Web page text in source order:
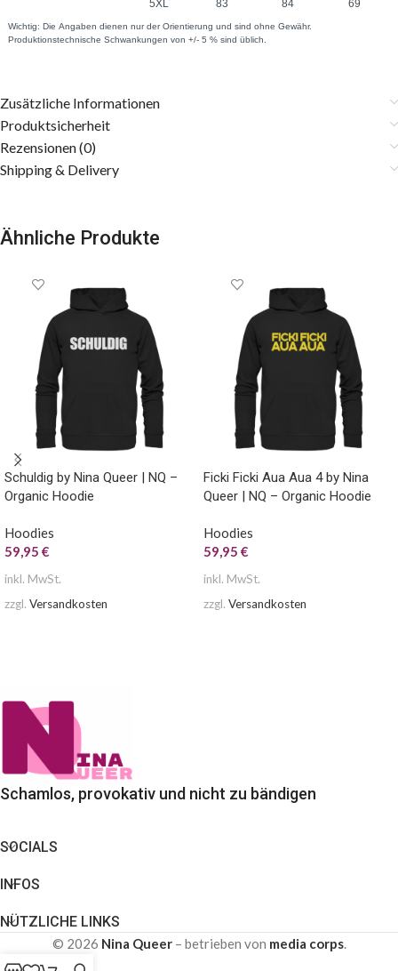
Zusätzliche Informationen
Produktsicherheit
Rezensionen (0)
Shipping & Delivery
Ähnliche Produkte
Schuldig by Nina Queer | NQ –
Organic Hoodie
Hoodies
59,95 €
inkl. MwSt.
zzgl. Versandkosten
Ficki Ficki Aua Aua 4 by Nina
Queer | NQ – Organic Hoodie
Hoodies
59,95 €
inkl. MwSt.
zzgl. Versandkosten
Schamlos, provokativ und nicht zu bändigen
SOCIALS
INFOS
NÜTZLICHE LINKS
© 2026 Nina Queer– betrieben von media corps.